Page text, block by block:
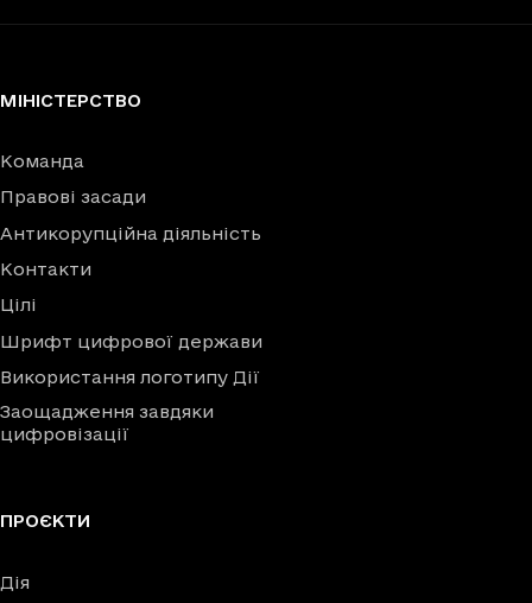
МІНІСТЕРСТВО
Команда
Правові засади
Антикорупційна діяльність
Контакти
Цілі
Шрифт цифрової держави
Використання логотипу Дії
Заощадження завдяки
цифровізації
ПРОЄКТИ
Дія